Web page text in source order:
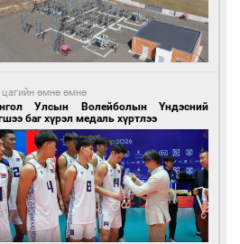
цагийн өмнө өмнө
Улсын Волейболын Үндэсний
баг хүрэл медаль хүртлээ